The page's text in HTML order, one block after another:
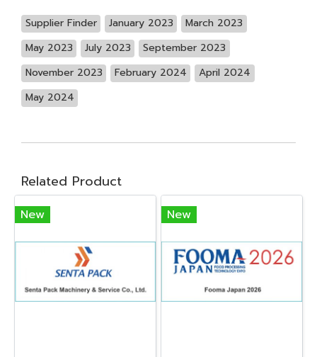
Supplier Finder January 2023
March 2023
May 2023
July 2023
September 2023
November 2023
February 2024
April 2024
May 2024
Related Product
New New